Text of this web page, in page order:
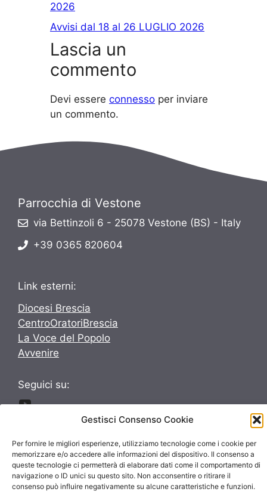
Gestisci Consenso Cookie
Per fornire le migliori esperienze, utilizziamo tecnologie come i cookie per
memorizzare e/o accedere alle informazioni del dispositivo. Il consenso a
queste tecnologie ci permetterà di elaborare dati come il comportamento di
navigazione o ID unici su questo sito. Non acconsentire o ritirare il
consenso può influire negativamente su alcune caratteristiche e funzioni.
2026
Avvisi dal 18 al 26 LUGLIO 2026
Lascia un
commento
Devi essere connesso per inviare
un commento.
Parrocchia di Vestone
via Bettinzoli 6 - 25078 Vestone (BS) - Italy
+39 0365 820604
Link esterni:
Diocesi Brescia
CentroOratoriBrescia
La Voce del Popolo
Avvenire
Seguici su:
Seguici su:
© 2026 ParrocchieInsieme